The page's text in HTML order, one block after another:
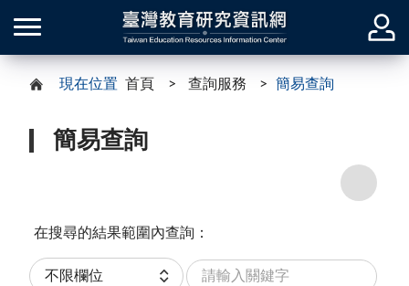
現在位置 首頁 查詢服務 簡易查詢
簡易查詢
在搜尋的結果範圍內查詢：
分
類
關
字